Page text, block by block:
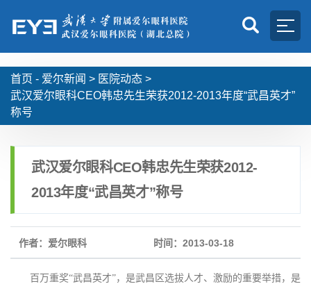
首页 - 爱尔新闻 > 医院动态 >
武汉爱尔眼科CEO韩忠先生荣获2012-2013年度“武昌英才”
称号
武汉爱尔眼科CEO韩忠先生荣获2012-
2013年度“武昌英才”称号
作者：爱尔眼科 时间：2013-03-18
百万重奖“武昌英才”，是武昌区选拔人才、激励的重要举措，是